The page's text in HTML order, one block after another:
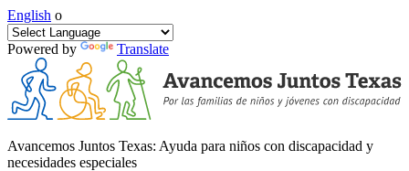
English o
Powered by Translate
Avancemos Juntos Texas: Ayuda para niños con discapacidad y
necesidades especiales